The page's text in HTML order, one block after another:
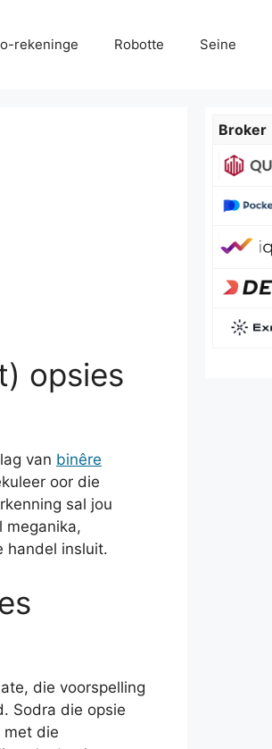
rekeninge Robotte Seine
opsies
van binêre
oor die
sal jou
meganika,
handel insluit.
die voorspelling
Sodra die opsie
met die
Broker